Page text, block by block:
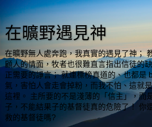
在曠野遇見神
在曠野無人處奔跑，我真實的遇見了神；
顧人的情面，牧者也很難直言指出信徒的
正需要的諍言； 就連標榜真道的、也都是
氣，害怕人會走會掉粉，而我不怕、這就
這裡。 主所要的不是淺薄的「信主」，而
子，不能結果子的基督徒真的危險了！ 你
救的基督徒嗎?